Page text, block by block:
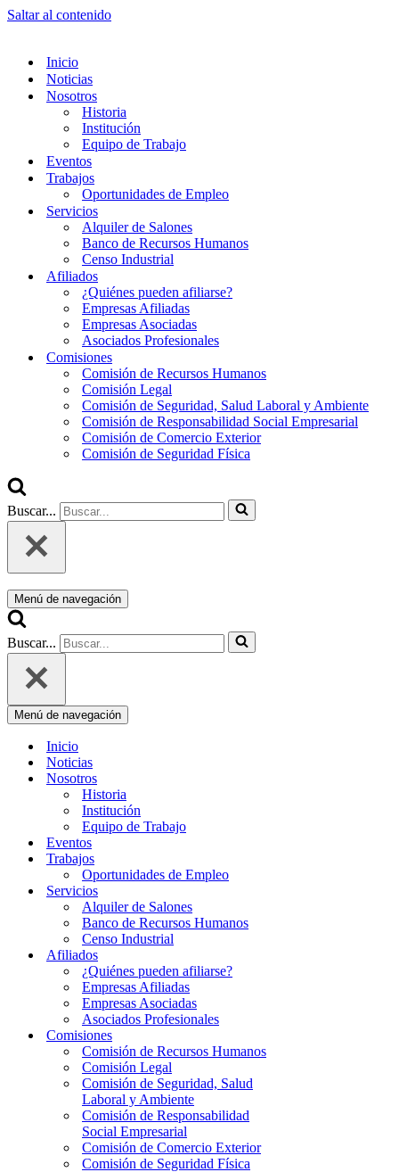
Saltar al contenido
Inicio
Noticias
Nosotros
Historia
Institución
Equipo de Trabajo
Eventos
Trabajos
Oportunidades de Empleo
Servicios
Alquiler de Salones
Banco de Recursos Humanos
Censo Industrial
Afiliados
¿Quiénes pueden afiliarse?
Empresas Afiliadas
Empresas Asociadas
Asociados Profesionales
Comisiones
Comisión de Recursos Humanos
Comisión Legal
Comisión de Seguridad, Salud Laboral y Ambiente
Comisión de Responsabilidad Social Empresarial
Comisión de Comercio Exterior
Comisión de Seguridad Física
Buscar...
Menú de navegación
Buscar...
Menú de navegación
Inicio
Noticias
Nosotros
Historia
Institución
Equipo de Trabajo
Eventos
Trabajos
Oportunidades de Empleo
Servicios
Alquiler de Salones
Banco de Recursos Humanos
Censo Industrial
Afiliados
¿Quiénes pueden afiliarse?
Empresas Afiliadas
Empresas Asociadas
Asociados Profesionales
Comisiones
Comisión de Recursos Humanos
Comisión Legal
Comisión de Seguridad, Salud
Laboral y Ambiente
Comisión de Responsabilidad
Social Empresarial
Comisión de Comercio Exterior
Comisión de Seguridad Física